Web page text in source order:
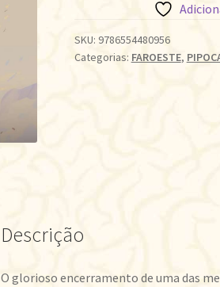
SKU: 9786554480956
Categorias: FAROESTE,
Descrição
O glorioso encerramento de uma das